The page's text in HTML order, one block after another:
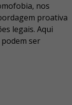
nos
proativa
legais. Aqui
ser